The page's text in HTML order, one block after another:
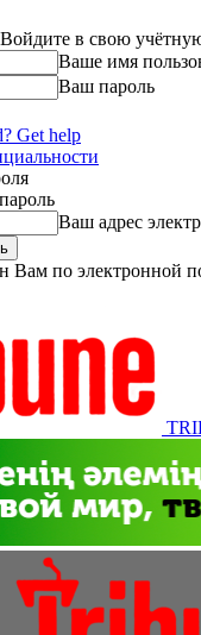
в свою
Ваше имя
Ваш пароль
Get help
Ваш адрес
Вам по электронной